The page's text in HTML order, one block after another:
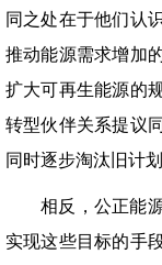
同之处在于他们认
推动能源需求增加
扩大可再生能源的
转型伙伴关系提议
同时逐步淘汰旧计
相反，公正能
实现这些目标的手